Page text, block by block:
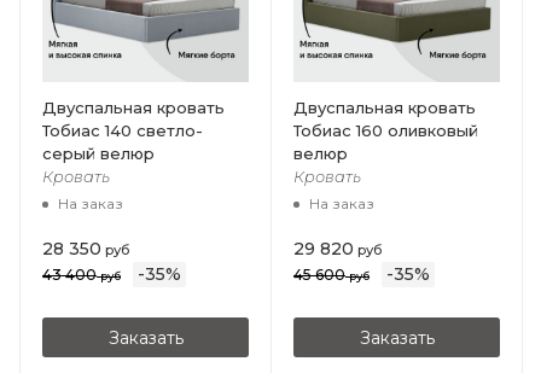
Двуспальная кровать
Тобиас 140 светло-
серый велюр
Кровать
На заказ
28 350 руб
43 400руб -35%
Заказать
Двуспальная кровать
Тобиас 160 оливковый
велюр
Кровать
На заказ
29 820 руб
45 600руб -35%
Заказать